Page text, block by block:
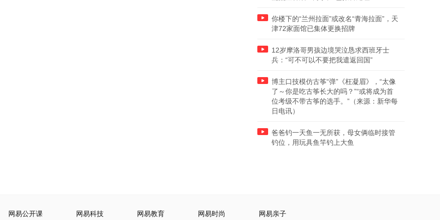
你楼下的“兰州拉面”或改名“青海拉面”，天
津72家面馆已集体更换招牌
12岁摩洛哥男孩边境哭泣恳求西班牙士
兵：“可不可以不要把我遣返回国”
博主口技模仿古筝“弹”《枉凝眉》，“太像
了～你是吃古筝长大的吗？”“或将成为首
位考级不带古筝的选手。”（来源：新华每
日电讯）
爸爸钓一天鱼一无所获，母女俩临时接管
钓位，用玩具鱼竿钓上大鱼
网易公开课 网易科技 网易教育 网易时尚 网易亲子